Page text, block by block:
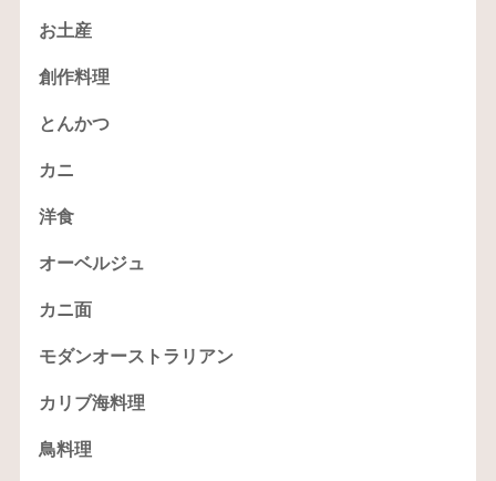
お土産
創作料理
とんかつ
カニ
洋食
オーベルジュ
カニ面
モダンオーストラリアン
カリブ海料理
鳥料理